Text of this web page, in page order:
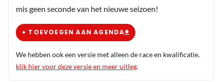
mis geen seconde van het nieuwe seizoen!
+ TOEVOEGEN AAN AGENDA
We hebben ook een versie met alleen de race en kwalificatie.
klik hier voor deze versie en meer uitleg.